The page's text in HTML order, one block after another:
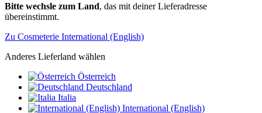
Bitte wechsle zum Land, das mit deiner Lieferadresse
übereinstimmt.
Zu Cosmeterie International (English)
Anderes Lieferland wählen
Österreich
Deutschland
Italia
International (English)